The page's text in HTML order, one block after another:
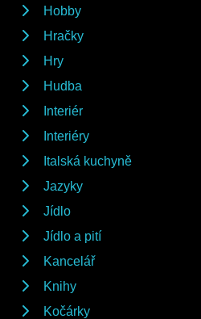
Hobby
Hračky
Hry
Hudba
Interiér
Interiéry
Italská kuchyně
Jazyky
Jídlo
Jídlo a pití
Kancelář
Knihy
Kočárky